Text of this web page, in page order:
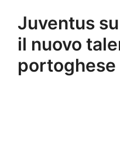
Juventus
il nuovo
portoghese